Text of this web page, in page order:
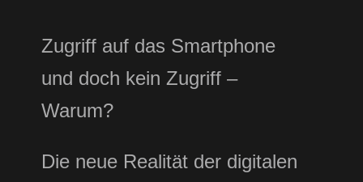
Zugriff auf das Smartphone
und doch kein Zugriff –
Warum?
Die neue Realität der digitalen